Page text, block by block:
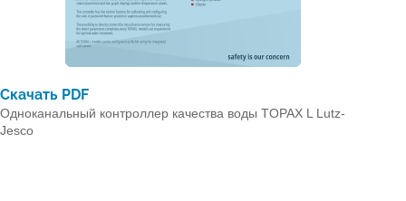
Скачать PDF
Одноканальный контроллер качества воды TOPAX L Lutz-
Jesco